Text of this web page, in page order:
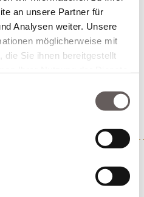
an unsere Partner für
Analysen weiter. Unsere
möglicherweise mit
die Sie ihnen bereitgestellt
und ggf.
nicht anders beschrieben.